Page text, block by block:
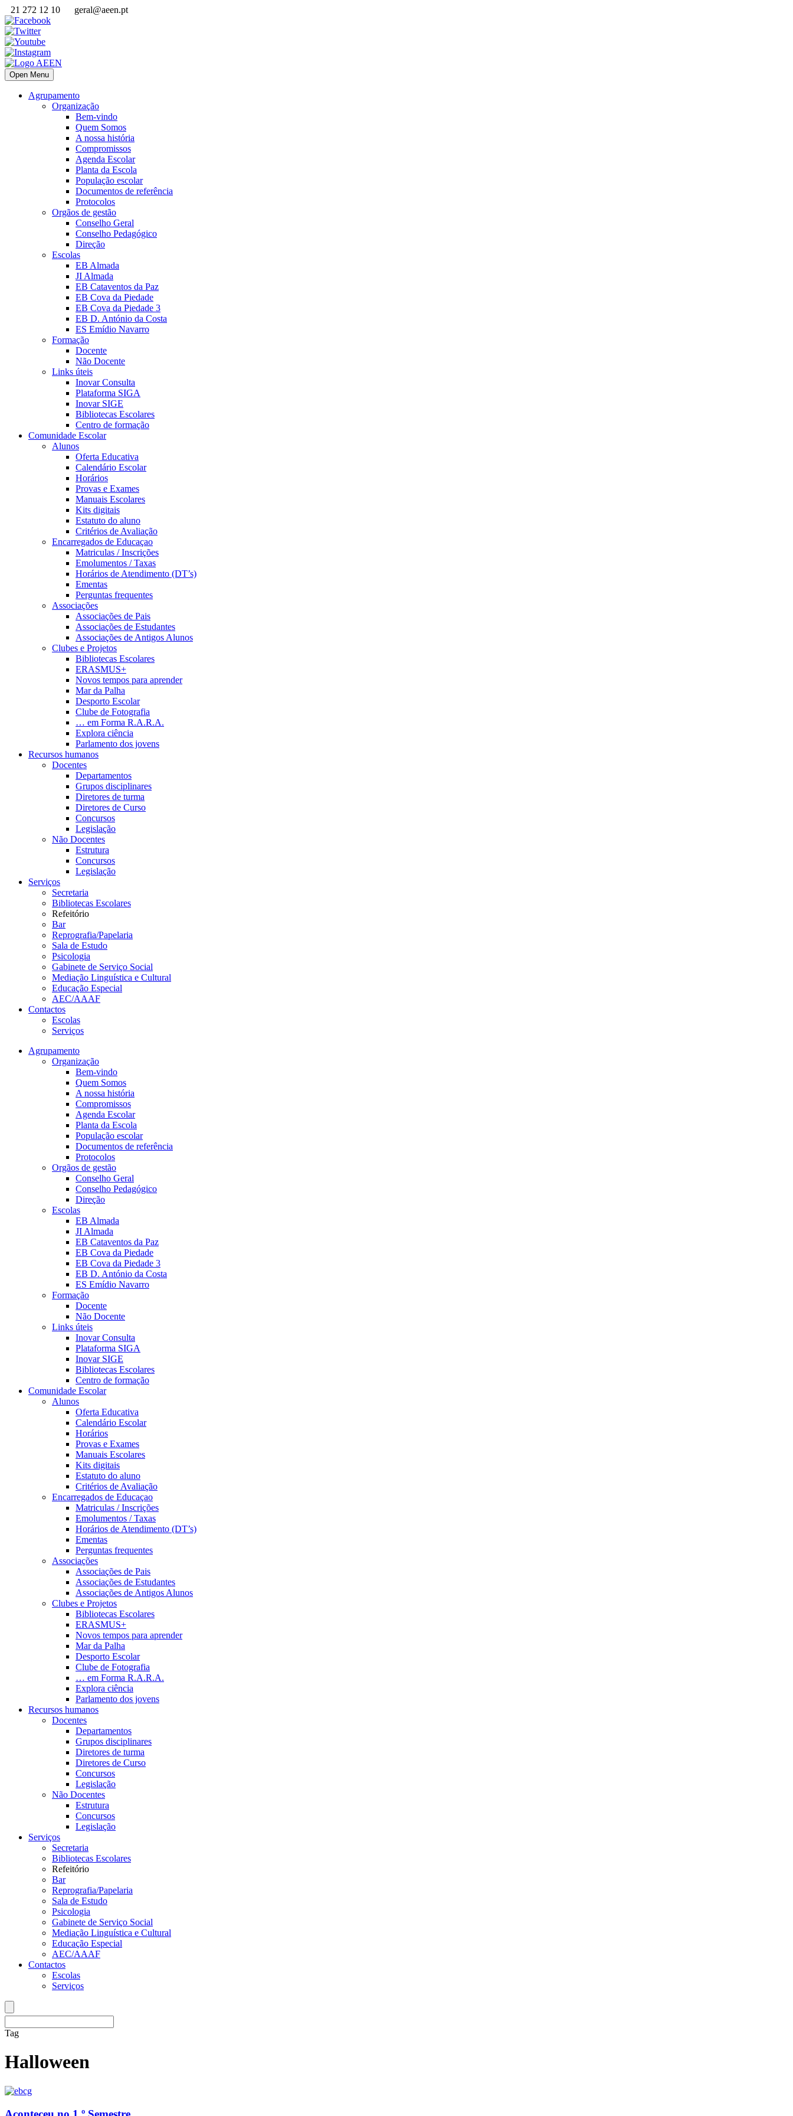
21 272 12 10 geral@aeen.pt
Open Menu
Agrupamento
Organização
Bem-vindo
Quem Somos
A nossa história
Compromissos
Agenda Escolar
Planta da Escola
População escolar
Documentos de referência
Protocolos
Orgãos de gestão
Conselho Geral
Conselho Pedagógico
Direção
Escolas
EB Almada
JI Almada
EB Cataventos da Paz
EB Cova da Piedade
EB Cova da Piedade 3
EB D. António da Costa
ES Emídio Navarro
Formação
Docente
Não Docente
Links úteis
Inovar Consulta
Plataforma SIGA
Inovar SIGE
Bibliotecas Escolares
Centro de formação
Comunidade Escolar
Alunos
Oferta Educativa
Calendário Escolar
Horários
Provas e Exames
Manuais Escolares
Kits digitais
Estatuto do aluno
Critérios de Avaliação
Encarregados de Educaçao
Matriculas / Inscrições
Emolumentos / Taxas
Horários de Atendimento (DT’s)
Ementas
Perguntas frequentes
Associações
Associações de Pais
Associações de Estudantes
Associações de Antigos Alunos
Clubes e Projetos
Bibliotecas Escolares
ERASMUS+
Novos tempos para aprender
Mar da Palha
Desporto Escolar
Clube de Fotografia
… em Forma R.A.R.A.
Explora ciência
Parlamento dos jovens
Recursos humanos
Docentes
Departamentos
Grupos disciplinares
Diretores de turma
Diretores de Curso
Concursos
Legislação
Não Docentes
Estrutura
Concursos
Legislação
Serviços
Secretaria
Bibliotecas Escolares
Refeitório
Bar
Reprografia/Papelaria
Sala de Estudo
Psicologia
Gabinete de Serviço Social
Mediação Linguística e Cultural
Educação Especial
AEC/AAAF
Contactos
Escolas
Serviços
Agrupamento
Organização
Bem-vindo
Quem Somos
A nossa história
Compromissos
Agenda Escolar
Planta da Escola
População escolar
Documentos de referência
Protocolos
Orgãos de gestão
Conselho Geral
Conselho Pedagógico
Direção
Escolas
EB Almada
JI Almada
EB Cataventos da Paz
EB Cova da Piedade
EB Cova da Piedade 3
EB D. António da Costa
ES Emídio Navarro
Formação
Docente
Não Docente
Links úteis
Inovar Consulta
Plataforma SIGA
Inovar SIGE
Bibliotecas Escolares
Centro de formação
Comunidade Escolar
Alunos
Oferta Educativa
Calendário Escolar
Horários
Provas e Exames
Manuais Escolares
Kits digitais
Estatuto do aluno
Critérios de Avaliação
Encarregados de Educaçao
Matriculas / Inscrições
Emolumentos / Taxas
Horários de Atendimento (DT’s)
Ementas
Perguntas frequentes
Associações
Associações de Pais
Associações de Estudantes
Associações de Antigos Alunos
Clubes e Projetos
Bibliotecas Escolares
ERASMUS+
Novos tempos para aprender
Mar da Palha
Desporto Escolar
Clube de Fotografia
… em Forma R.A.R.A.
Explora ciência
Parlamento dos jovens
Recursos humanos
Docentes
Departamentos
Grupos disciplinares
Diretores de turma
Diretores de Curso
Concursos
Legislação
Não Docentes
Estrutura
Concursos
Legislação
Serviços
Secretaria
Bibliotecas Escolares
Refeitório
Bar
Reprografia/Papelaria
Sala de Estudo
Psicologia
Gabinete de Serviço Social
Mediação Linguística e Cultural
Educação Especial
AEC/AAAF
Contactos
Escolas
Serviços
Tag
Halloween